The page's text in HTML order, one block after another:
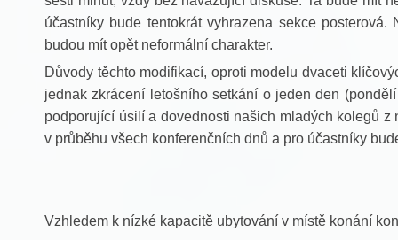
účastníky bude tentokrát vyhrazena sekce
budou mít opět neformální charakter.
Důvody těchto modifikací, oproti modelu dvaceti
jednak zkrácení letošního setkání o jeden den
podporující úsilí a dovednosti našich mladých kolegů
v průběhu všech konferenčních dnů a pro účastníky
Vzhledem k nízké kapacitě ubytování v místě konání